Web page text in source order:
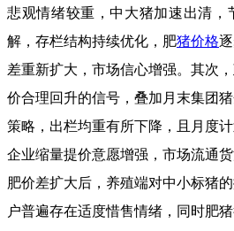
悲观情绪较重，中大猪加速出清，
解，存栏结构持续优化，肥猪价格
差重新扩大，市场信心增强。其次
价合理回升的信号，叠加月末集团
策略，出栏均重有所下降，且月度
企业缩量提价意愿增强，市场流通
肥价差扩大后，养殖端对中小标猪
户普遍存在适度惜售情绪，同时肥